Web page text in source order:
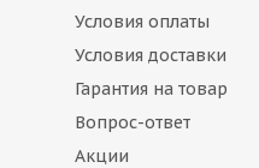
Условия оплаты
Условия доставки
Гарантия на товар
Вопрос-ответ
Акции